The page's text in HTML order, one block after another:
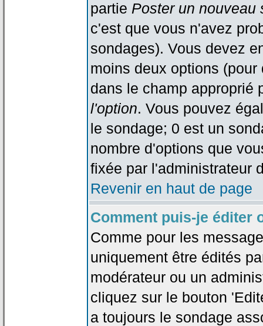
partie Poster un nouveau
c'est que vous n'avez
sondages). Vous devez
moins deux options
dans le champ
l'option. Vous pouvez
le sondage; 0 est un
nombre d'options que
fixée par l'administrateur
Revenir en haut de page
Comment puis-je éditer
Comme pour les
uniquement être édités
modérateur ou un
cliquez sur le bouton
a toujours le sondage